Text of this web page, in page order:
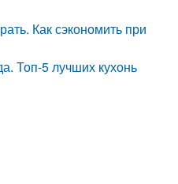
Как сэкономить при
Топ-5 лучших кухонь